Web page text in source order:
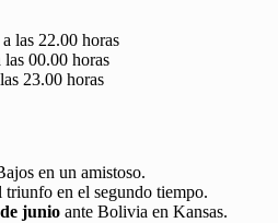
las 22.00 horas
00.00 horas
23.00 horas
en un amistoso.
en el segundo tiempo.
junio ante Bolivia en Kansas.